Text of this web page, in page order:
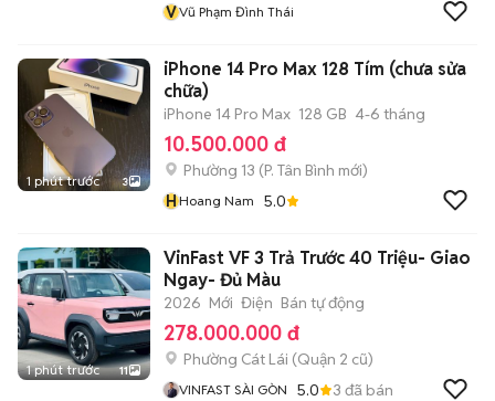
VVũ Phạm Đình Thái
1 phút trước 3
iPhone 14 Pro Max 128 Tím (chưa sửa
chữa)
iPhone 14 Pro Max 128 GB 4-6 tháng
10.500.000 đ
Phường 13 (P. Tân Bình mới)
HHoang Nam 5.0
1 phút trước 11
VinFast VF 3 Trả Trước 40 Triệu- Giao
Ngay- Đủ Màu
2026 Mới Điện Bán tự động
278.000.000 đ
Phường Cát Lái (Quận 2 cũ)
VINFAST SÀI GÒN 5.0 3 đã bán